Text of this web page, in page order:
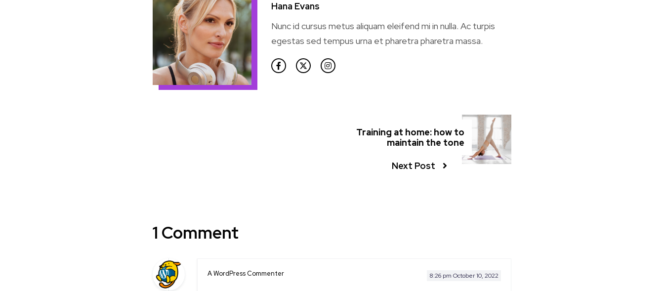
Hana Evans
Nunc id cursus metus aliquam eleifend mi in nulla. Ac turpis
egestas sed tempus urna et pharetra pharetra massa.
Training at home: how to
maintain the tone
Next Post
1 Comment
A WordPress Commenter 8:26 pm October 10, 2022